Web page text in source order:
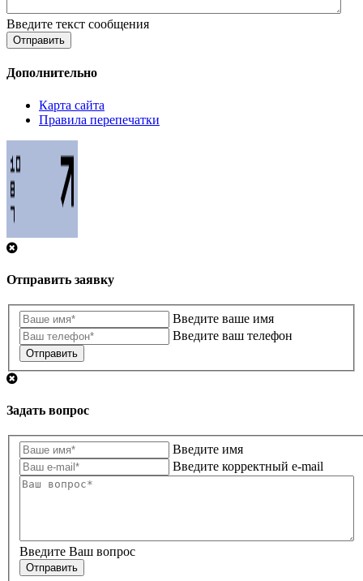
Введите текст сообщения
Отправить
Дополнительно
Карта сайта
Правила перепечатки
Отправить заявку
Введите ваше имя
Введите ваш телефон
Отправить
Задать вопрос
Введите имя
Введите корректный e-mail
Введите Ваш вопрос
Отправить